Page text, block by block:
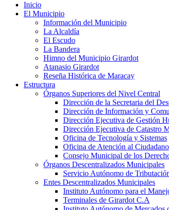
Inicio
El Municipio
Información del Municipio
La Alcaldía
El Escudo
La Bandera
Himno del Municipio Girardot
Atanasio Girardot
Reseña Histórica de Maracay
Estructura
Órganos Superiores del Nivel Central
Dirección de la Secretaria del
Dirección de Información y
Dirección Ejecutiva de Gestión
Dirección Ejecutiva de Catastro
Oficina de Tecnología y Sistemas
Oficina de Atención al Ciudadano
Consejo Municipal de los
Órganos Descentralizados Municipales
Servicio Autónomo de
Entes Descentralizados Municipales
Instituto Autónomo para el
Terminales de Girardot C.A